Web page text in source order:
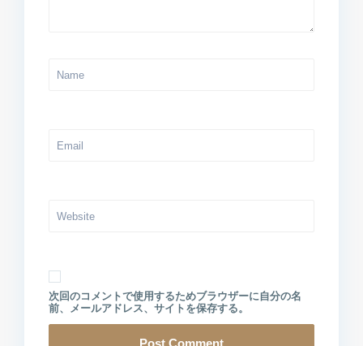
次回のコメントで使用するためブラウザーに自分の名
前、メールアドレス、サイトを保存する。